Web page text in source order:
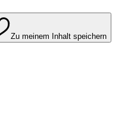
Zu meinem Inhalt speichern